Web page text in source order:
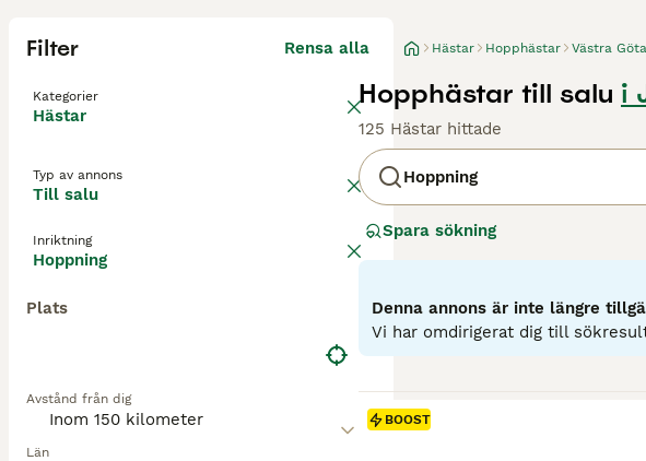
Filter Rensa alla
Kategorier
Hästar
Typ av annons
Till salu
Inriktning
Hoppning
Plats
Avstånd från dig
Län
Hästar Hopphästar Västra
Hopphästar till salu i
125 Hästar hittade
Hoppning
Spara sökning
Denna annons är inte längre
Vi har omdirigerat dig till
BOOST